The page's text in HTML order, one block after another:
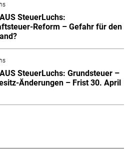
SteuerLuchs:
Reform – Gefahr für den
SteuerLuchs: Grundsteuer –
Änderungen – Frist 30. April